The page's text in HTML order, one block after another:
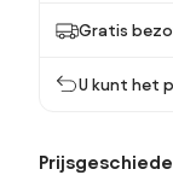
Gratis
U kunt het